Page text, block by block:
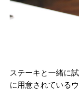
ステーキと一緒に
に用意されている